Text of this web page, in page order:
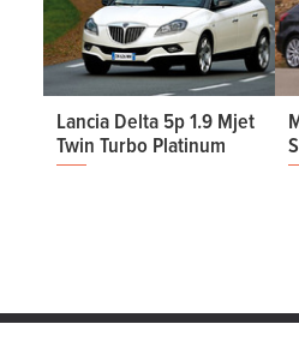
Lancia Delta 5p 1.9 Mjet
Twin Turbo Platinum